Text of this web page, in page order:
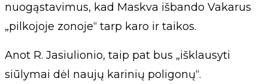
nuogąstavimus, kad Maskva išbando Vakarus
„pilkojoje zonoje“ tarp karo ir taikos.
Anot R. Jasiulionio, taip pat bus „išklausyti
siūlymai dėl naujų karinių poligonų“.